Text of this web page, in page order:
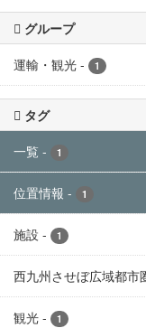
グループ
運輸・観光 - 1
タグ
一覧 - 1
位置情報 - 1
施設 - 1
西九州させぼ広域都市
観光 - 1